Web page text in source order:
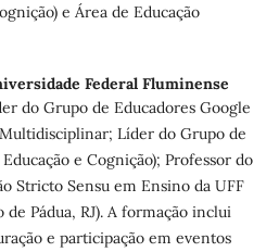
e Área de Educação
Federal Fluminense
do Grupo de Educadores Google
Multidisciplinar; Líder do Grupo de
e Cognição); Professor do
Stricto Sensu em Ensino da UFF
Pádua, RJ). A formação inclui
e participação em eventos